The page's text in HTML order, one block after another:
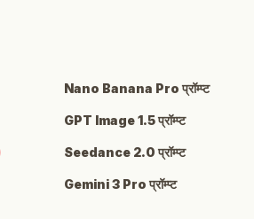
Nano Banana Pro प्रॉम्प्ट
GPT Image 1.5 प्रॉम्प्ट
Seedance 2.0 प्रॉम्प्ट
Gemini 3 Pro प्रॉम्प्ट